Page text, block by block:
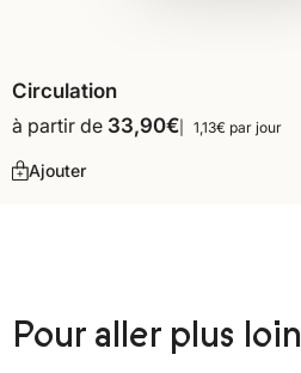
Circulation
à partir de 33,90€ 1,13€ par jour
Ajouter
Pour aller plus loin